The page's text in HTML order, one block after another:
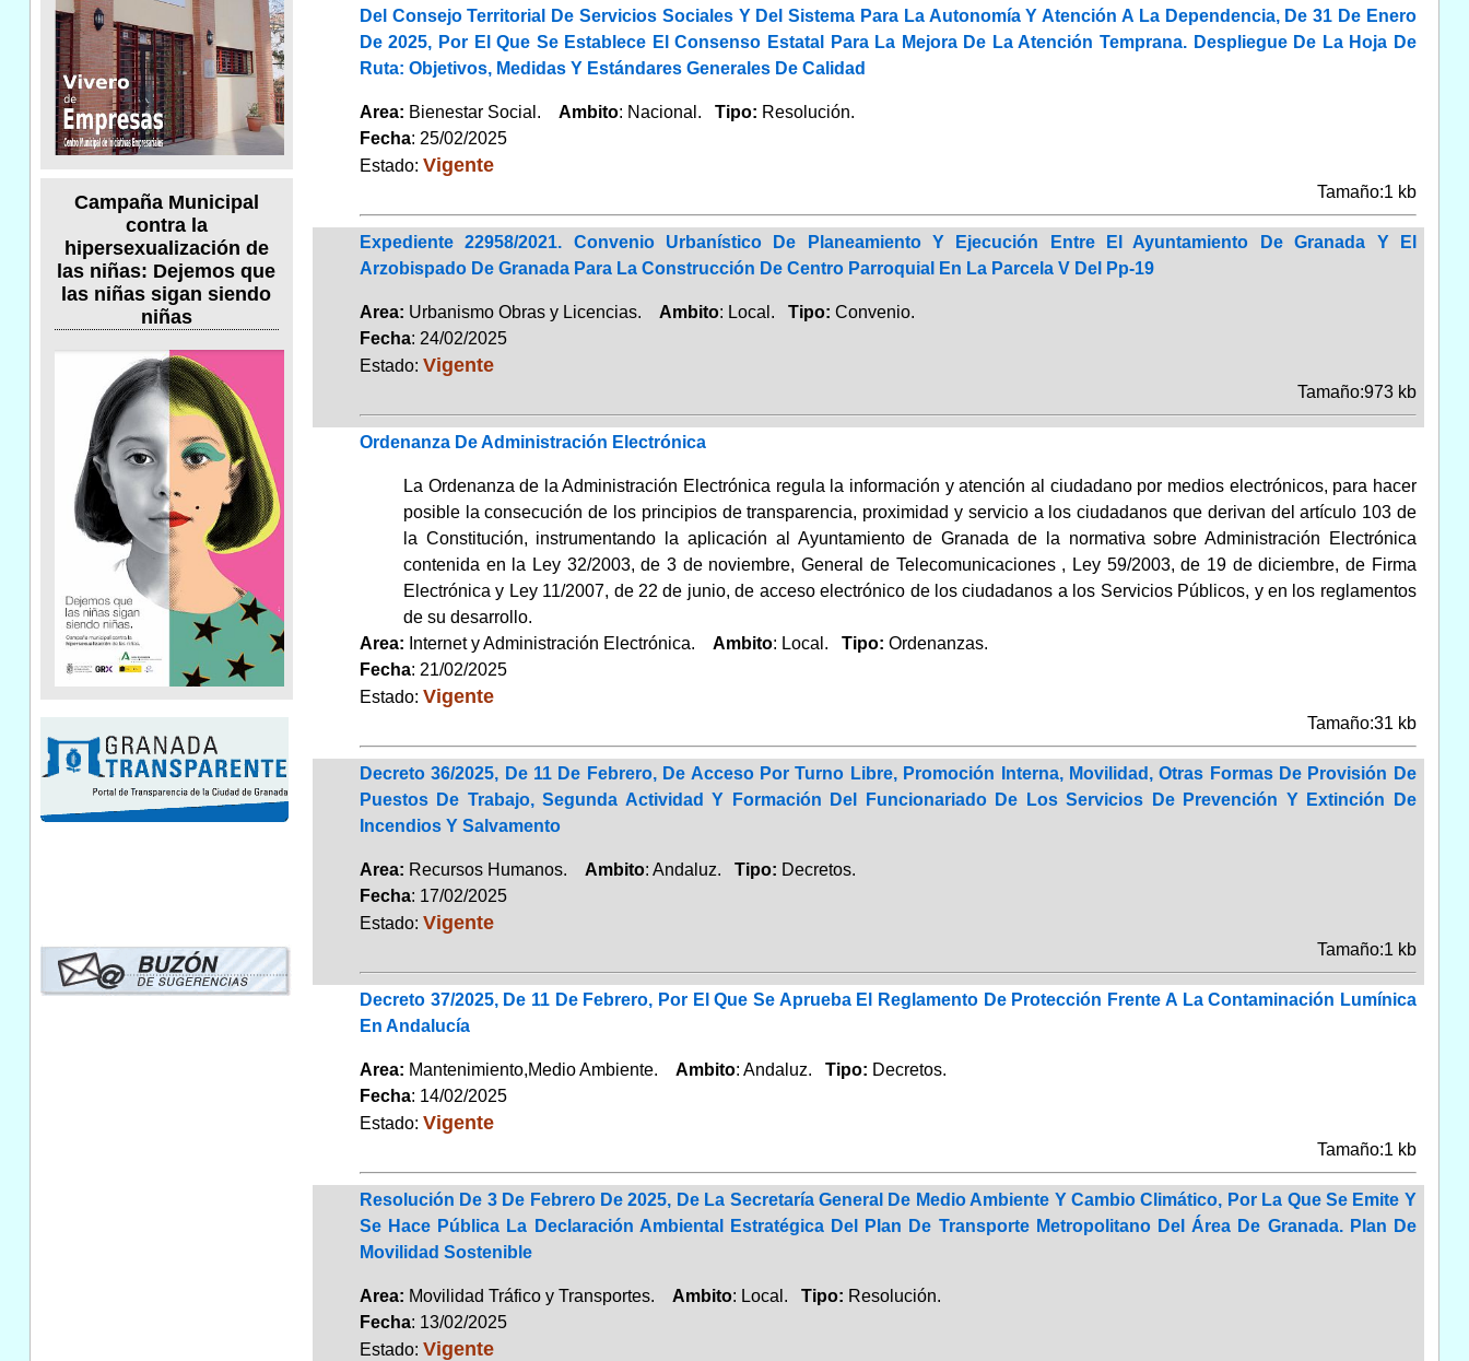
Campaña Municipal
contra la
hipersexualización de
las niñas: Dejemos que
las niñas sigan siendo
niñas
Del Consejo Territorial De Servicios Sociales Y Del Sistema Para La Autonomía Y Atención A La Dependencia, De 31 De Enero
De 2025, Por El Que Se Establece El Consenso Estatal Para La Mejora De La Atención Temprana. Despliegue De La Hoja De
Ruta: Objetivos, Medidas Y Estándares Generales De Calidad
Area: Bienestar Social. Ambito: Nacional. Tipo: Resolución.
Fecha: 25/02/2025
Estado: Vigente
Tamaño:1 kb
Expediente 22958/2021. Convenio Urbanístico De Planeamiento Y Ejecución Entre El Ayuntamiento De Granada Y El
Arzobispado De Granada Para La Construcción De Centro Parroquial En La Parcela V Del Pp-19
Area: Urbanismo Obras y Licencias. Ambito: Local. Tipo: Convenio.
Fecha: 24/02/2025
Estado: Vigente
Tamaño:973 kb
Ordenanza De Administración Electrónica
La Ordenanza de la Administración Electrónica regula la información y atención al ciudadano por medios electrónicos, para hacer
posible la consecución de los principios de transparencia, proximidad y servicio a los ciudadanos que derivan del artículo 103 de
la Constitución, instrumentando la aplicación al Ayuntamiento de Granada de la normativa sobre Administración Electrónica
contenida en la Ley 32/2003, de 3 de noviembre, General de Telecomunicaciones , Ley 59/2003, de 19 de diciembre, de Firma
Electrónica y Ley 11/2007, de 22 de junio, de acceso electrónico de los ciudadanos a los Servicios Públicos, y en los reglamentos
de su desarrollo.
Area: Internet y Administración Electrónica. Ambito: Local. Tipo: Ordenanzas.
Fecha: 21/02/2025
Estado: Vigente
Tamaño:31 kb
Decreto 36/2025, De 11 De Febrero, De Acceso Por Turno Libre, Promoción Interna, Movilidad, Otras Formas De Provisión De
Puestos De Trabajo, Segunda Actividad Y Formación Del Funcionariado De Los Servicios De Prevención Y Extinción De
Incendios Y Salvamento
Area: Recursos Humanos. Ambito: Andaluz. Tipo: Decretos.
Fecha: 17/02/2025
Estado: Vigente
Tamaño:1 kb
Decreto 37/2025, De 11 De Febrero, Por El Que Se Aprueba El Reglamento De Protección Frente A La Contaminación Lumínica
En Andalucía
Area: Mantenimiento,Medio Ambiente. Ambito: Andaluz. Tipo: Decretos.
Fecha: 14/02/2025
Estado: Vigente
Tamaño:1 kb
Resolución De 3 De Febrero De 2025, De La Secretaría General De Medio Ambiente Y Cambio Climático, Por La Que Se Emite Y
Se Hace Pública La Declaración Ambiental Estratégica Del Plan De Transporte Metropolitano Del Área De Granada. Plan De
Movilidad Sostenible
Area: Movilidad Tráfico y Transportes. Ambito: Local. Tipo: Resolución.
Fecha: 13/02/2025
Estado: Vigente